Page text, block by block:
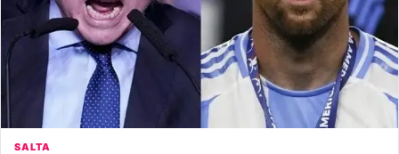
SALTA